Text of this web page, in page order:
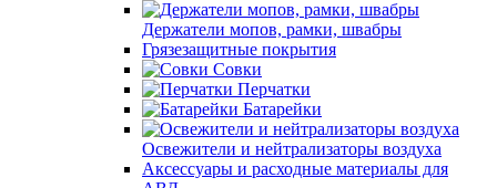
Держатели мопов, рамки, швабры
Грязезащитные покрытия
Совки
Перчатки
Батарейки
Освежители и нейтрализаторы воздуха
Аксессуары и расходные материалы для